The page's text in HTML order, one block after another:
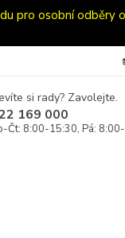
pro osobní
si rady? Zavolejte.
169 000
Čt: 8:00-15:30, Pá: